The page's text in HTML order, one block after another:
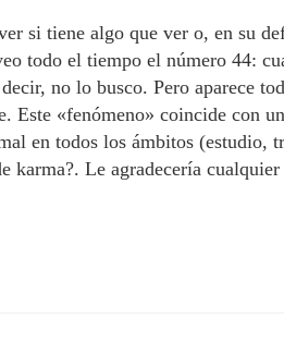
si tiene algo que ver o, en su
todo el tiempo el número 44:
no lo busco. Pero aparece
Este «fenómeno» coincide con
en todos los ámbitos (estudio,
karma?. Le agradecería